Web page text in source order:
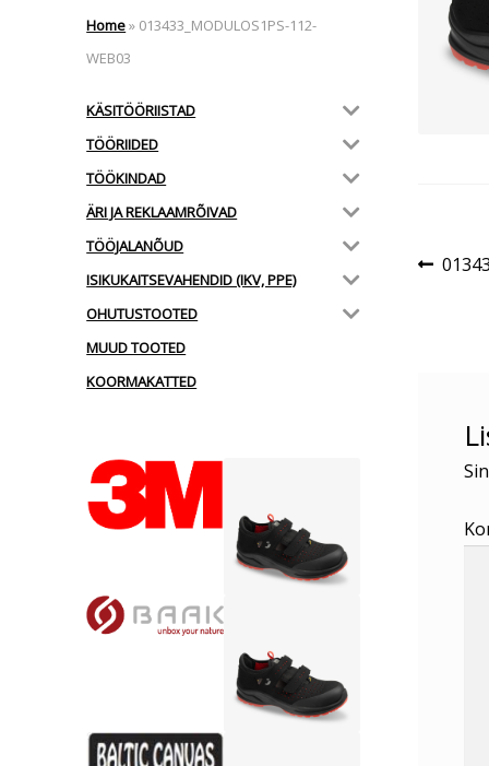
Home» 013433_MODULOS1PS-112-
WEB03
KÄSITÖÖRIISTAD
TÖÖRIIDED
TÖÖKINDAD
ÄRI JA REKLAAMRÕIVAD
TÖÖJALANÕUD
ISIKUKAITSEVAHENDID (IKV, PPE)
OHUTUSTOOTED
MUUD TOOTED
KOORMAKATTED